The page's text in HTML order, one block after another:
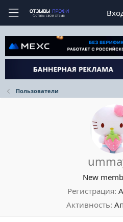
Пользователи
New
Регистрация
Активность